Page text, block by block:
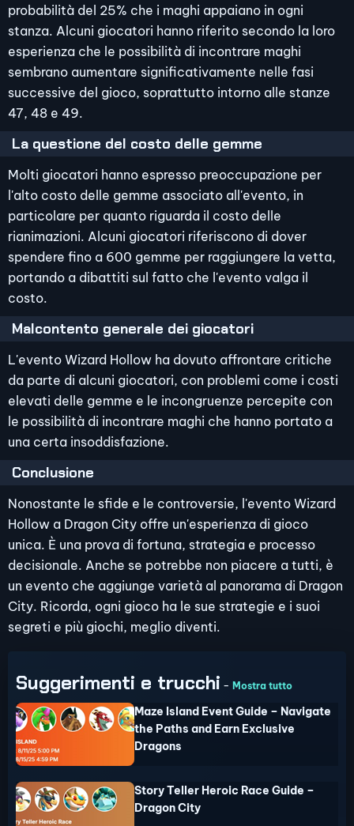
probabilità del 25% che i maghi appaiano in ogni
stanza. Alcuni giocatori hanno riferito secondo la loro
esperienza che le possibilità di incontrare maghi
sembrano aumentare significativamente nelle fasi
successive del gioco, soprattutto intorno alle stanze
47, 48 e 49.
La questione del costo delle gemme
Molti giocatori hanno espresso preoccupazione per
l'alto costo delle gemme associato all'evento, in
particolare per quanto riguarda il costo delle
rianimazioni. Alcuni giocatori riferiscono di dover
spendere fino a 600 gemme per raggiungere la vetta,
portando a dibattiti sul fatto che l'evento valga il
costo.
Malcontento generale dei giocatori
L'evento Wizard Hollow ha dovuto affrontare critiche
da parte di alcuni giocatori, con problemi come i costi
elevati delle gemme e le incongruenze percepite con
le possibilità di incontrare maghi che hanno portato a
una certa insoddisfazione.
Conclusione
Nonostante le sfide e le controversie, l'evento Wizard
Hollow a Dragon City offre un'esperienza di gioco
unica. È una prova di fortuna, strategia e processo
decisionale. Anche se potrebbe non piacere a tutti, è
un evento che aggiunge varietà al panorama di Dragon
City. Ricorda, ogni gioco ha le sue strategie e i suoi
segreti e più giochi, meglio diventi.
Suggerimenti e trucchi - Mostra tutto
Maze Island Event Guide – Navigate
the Paths and Earn Exclusive
Dragons
Story Teller Heroic Race Guide –
Dragon City